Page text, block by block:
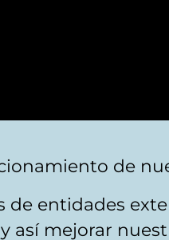
de
entidades
así mejorar